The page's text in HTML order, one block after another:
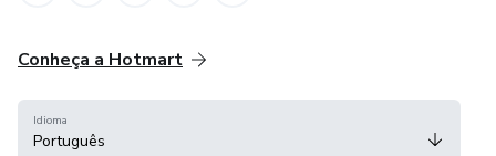
Conheça a Hotmart
Idioma
Português